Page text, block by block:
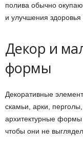
полива обычно
и улучшения здоровья
Декор и
формы
Декоративные
скамьи, арки,
архитектурные формы
чтобы они не